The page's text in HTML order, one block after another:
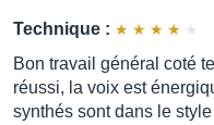
Technique :
Bon travail général coté
réussi, la voix est
synthés sont dans le